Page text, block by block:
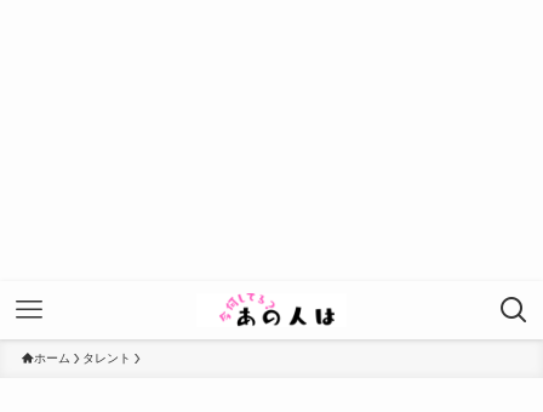
ホーム タレント